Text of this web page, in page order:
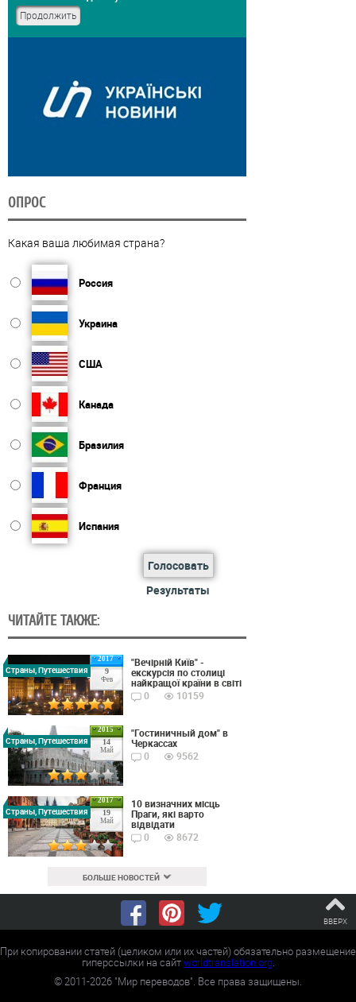
ОПРОС
Какая ваша любимая страна?
Россия
Украина
США
Канада
Бразилия
Франция
Испания
Голосовать
Результаты
ЧИТАЙТЕ ТАКЖЕ:
2017
9
Фев
Страны, Путешествия
"Вечірній Київ" -
екскурсія по столиці
найкращої країни в світі
0
10159
2015
14
Май
Страны, Путешествия
"Гостиничный дом" в
Черкассах
0
9562
2017
19
Май
Страны, Путешествия
10 визначних місць
Праги, які варто
відвідати
0
8672
БОЛЬШЕ НОВОСТЕЙ
ВВЕРХ
При копировании статей (целиком или их частей) обязательно размещение
гиперссылки на сайтworldtranslation.org.
©2011-2026 "Мир переводов". Все права защищены.